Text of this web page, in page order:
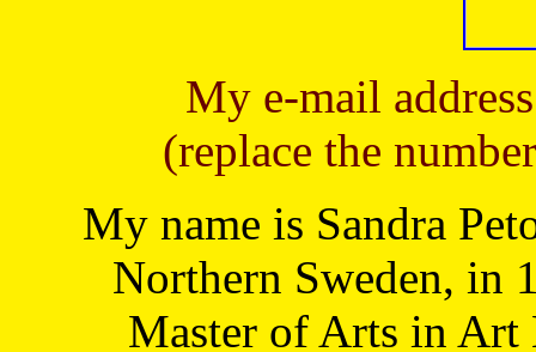
My e-mail
(replace the
My name is Sandra
Northern Sweden, in
Master of Arts in Art